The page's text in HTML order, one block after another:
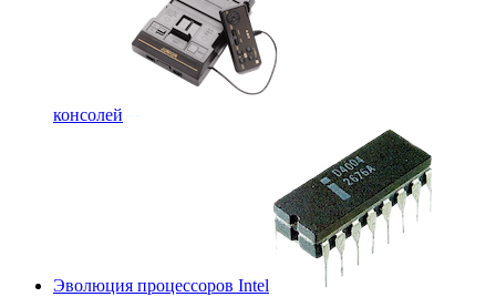
консолей
Эволюция процессоров Intel